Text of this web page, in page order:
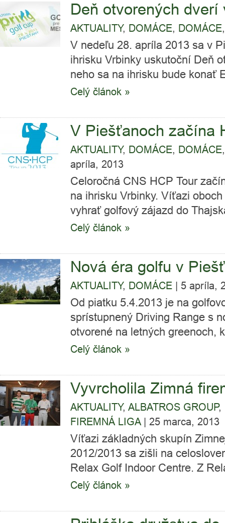
Deň otvorených
AKTUALITY, DOMÁCE, DOMÁCE
V nedeľu 28. apríla 2013 sa v
ihrisku Vrbinky uskutoční Deň
neho sa na ihrisku bude konať
Celý článok »
V Piešťanoch začína
AKTUALITY, DOMÁCE, DOMÁCE
apríla, 2013
Celoročná CNS HCP Tour
na ihrisku Vrbinky. Víťazi
vyhrať golfový zájazd do
Celý článok »
Nová éra golfu v
AKTUALITY, DOMÁCE | 5 apríla,
Od piatku 5.4.2013 je na
sprístupnený Driving Range s
otvorené na letných greenoch,
Celý článok »
Vyvrcholila Zimná
AKTUALITY, ALBATROS GROUP,
FIREMNÁ LIGA| 25 marca, 2013
Víťazi základných skupín
2012/2013 sa zišli na
Relax Golf Indoor Centre. Z
Celý článok »